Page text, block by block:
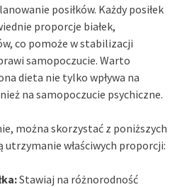
posiłków. Każdy posiłek
proporcje białek,
co pomoże w stabilizacji
samopoczucie. Warto
dieta nie tylko wpływa na
na samopoczucie psychiczne.
można skorzystać z poniższych
utrzymanie właściwych proporcji:
Stawiaj na różnorodność